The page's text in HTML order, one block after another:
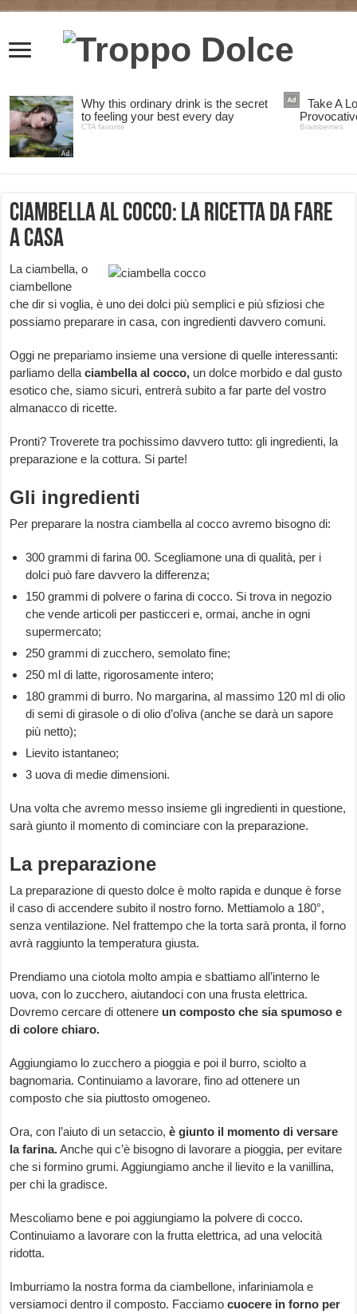
Ciambella al cocco: la ricetta da fare
a casa
La ciambella, o
ciambellone
che dir si voglia, è uno dei dolci più semplici e più sfiziosi che
possiamo preparare in casa, con ingredienti davvero comuni.
Oggi ne prepariamo insieme una versione di quelle interessanti:
parliamo dellaciambella al cocco, un dolce morbido e dal gusto
esotico che, siamo sicuri, entrerà subito a far parte del vostro
almanacco di ricette.
Pronti? Troverete tra pochissimo davvero tutto: gli ingredienti, la
preparazione e la cottura. Si parte!
Gli ingredienti
Per preparare la nostra ciambella al cocco avremo bisogno di:
300 grammi di farina 00. Scegliamone una di qualità, per i
dolci può fare davvero la differenza;
150 grammi di polvere o farina di cocco. Si trova in negozio
che vende articoli per pasticceri e, ormai, anche in ogni
supermercato;
250 grammi di zucchero, semolato fine;
250 ml di latte, rigorosamente intero;
180 grammi di burro. No margarina, al massimo 120 ml di olio
di semi di girasole o di olio d’oliva (anche se darà un sapore
più netto);
Lievito istantaneo;
3 uova di medie dimensioni.
Una volta che avremo messo insieme gli ingredienti in questione,
sarà giunto il momento di cominciare con la preparazione.
La preparazione
La preparazione di questo dolce è molto rapida e dunque è forse
il caso di accendere subito il nostro forno. Mettiamolo a 180°,
senza ventilazione. Nel frattempo che la torta sarà pronta, il forno
avrà raggiunto la temperatura giusta.
Prendiamo una ciotola molto ampia e sbattiamo all’interno le
uova, con lo zucchero, aiutandoci con una frusta elettrica.
Dovremo cercare di ottenere un composto che sia spumoso e
di colore chiaro.
Aggiungiamo lo zucchero a pioggia e poi il burro, sciolto a
bagnomaria. Continuiamo a lavorare, fino ad ottenere un
composto che sia piuttosto omogeneo.
Ora, con l’aiuto di un setaccio,è giunto il momento di versare
la farina.Anche qui c’è bisogno di lavorare a pioggia, per evitare
che si formino grumi. Aggiungiamo anche il lievito e la vanillina,
per chi la gradisce.
Mescoliamo bene e poi aggiungiamo la polvere di cocco.
Continuiamo a lavorare con la frutta elettrica, ad una velocità
ridotta.
Imburriamo la nostra forma da ciambellone, infariniamola e
versiamoci dentro il composto. Facciamocuocere in forno per